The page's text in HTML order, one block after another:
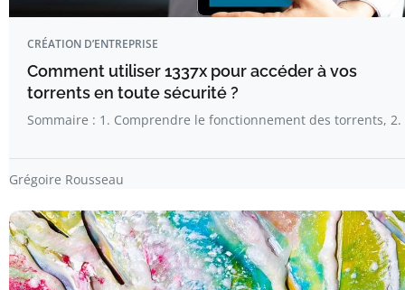
CRÉATION D’ENTREPRISE
Comment utiliser 1337x pour accéder à vos
torrents en toute sécurité ?
Sommaire : 1. Comprendre le fonctionnement des torrents, 2.
Grégoire Rousseau